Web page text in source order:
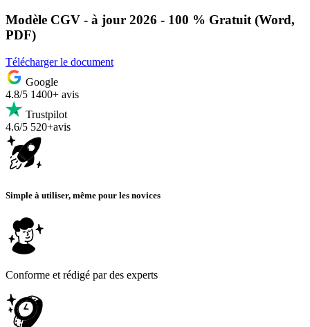
Modèle CGV - à jour 2026 - 100 % Gratuit (Word,
PDF)
Télécharger le document
Google
4.8/5 1400+ avis
Trustpilot
4.6/5 520+avis
Simple à utiliser, même pour les novices
Conforme et rédigé par des experts